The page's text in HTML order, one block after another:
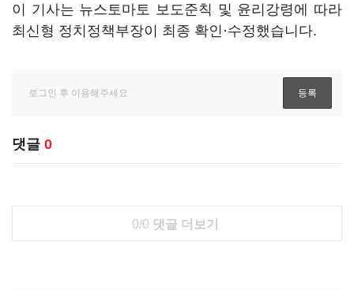
이 기사는 뉴스토마토 보도준칙 및 윤리강령에 따라
최신형 정치정책부장이 최종 확인·수정했습니다.
댓글 0
0/0 댓글 더보기